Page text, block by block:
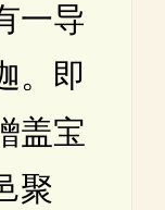
一导
。即
盖宝
聚